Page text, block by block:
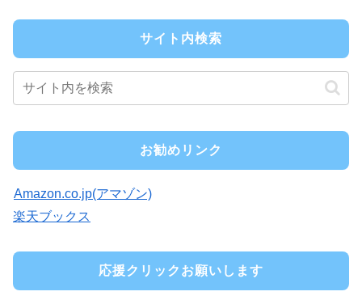
サイト内検索
お勧めリンク
Amazon.co.jp(アマゾン)
楽天ブックス
応援クリックお願いします